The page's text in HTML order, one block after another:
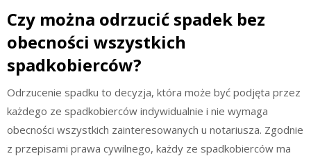
Czy można odrzucić spadek bez
obecności wszystkich
spadkobierców?
Odrzucenie spadku to decyzja, która może być podjęta przez
każdego ze spadkobierców indywidualnie i nie wymaga
obecności wszystkich zainteresowanych u notariusza. Zgodnie
z przepisami prawa cywilnego, każdy ze spadkobierców ma